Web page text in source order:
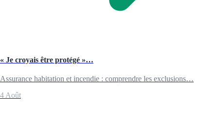
« Je croyais être protégé »…
Assurance habitation et incendie : comprendre les exclusions…
4 Août